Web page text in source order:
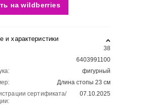
на wildberries
и характеристики
38
6403991100
фигурный
Длина стопы 23 см
сертификата/
07.10.2025